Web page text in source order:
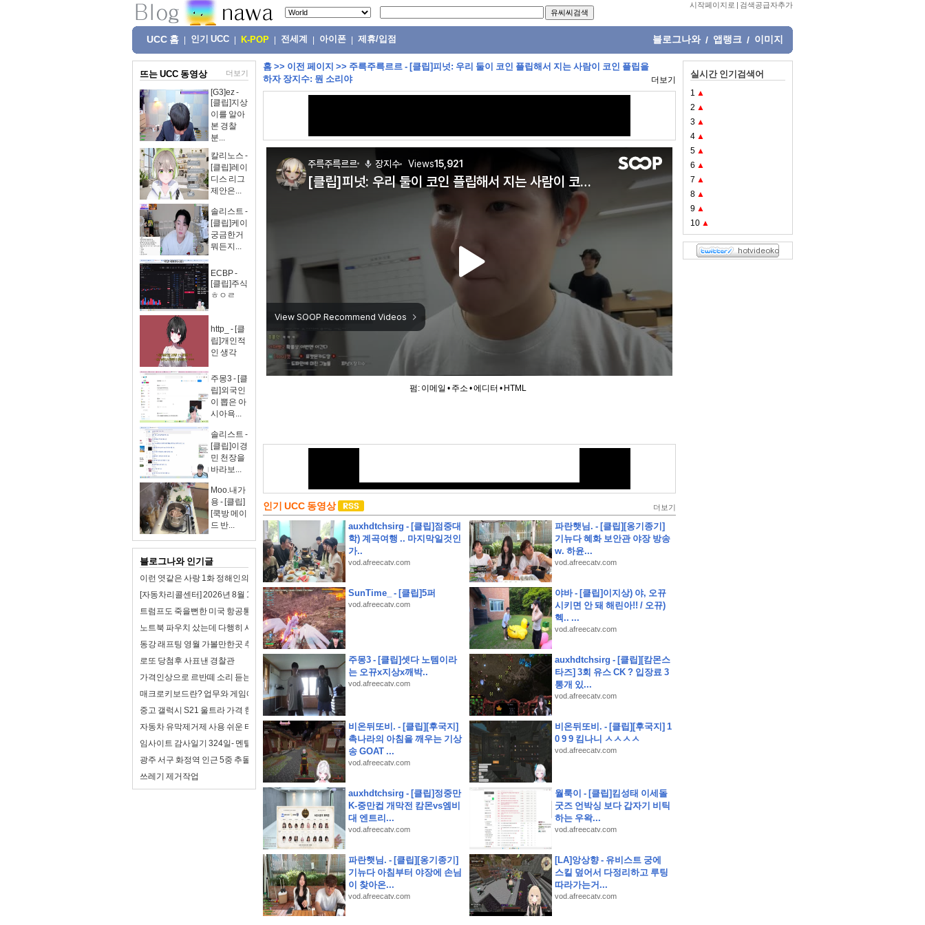
시작페이지로 | 검색공급자추가
UCC 홈 인기 UCC K-POP 전세계 아이폰 제휴/입점 블로그나와 / 앱랭크 / 이미지
뜨는 UCC 동영상 더보기
[G3]ez -
[클립]지상
이를 알아
본 경찰
분...
칼리노스 -
[클립]레이
디스 리그
제안은...
솔리스트 -
[클립]케이
궁금한거
뭐든지...
ECBP -
[클립]주식
ㅎㅇㄹ
http_ - [클
립]개인적
인 생각
주몽3 - [클
립]외국인
이 뽑은 아
시아욕...
솔리스트 -
[클립]이경
민 천장을
바라보...
Moo.내가
용 - [클립]
[쿡방 메이
드 반...
블로그나와 인기글
이런 엿같은 사랑 1화 정해인의 첫사랑 맑눈광 하영 누구였냐고 나는?
[자동차리콜센터] 2026년 8월 1주차 자동차 리콜 및 무상 수리 안내
트럼프도 죽을뻔한 미국 항공통제 시스템
노트북 파우치 샀는데 다행히 사이즈가 맞음
동강 래프팅 영월 가볼만한곳 추천
로또 당첨후 사표낸 경찰관
가격인상으로 르반떼 소리 듣는 아반떼 풀체인지 사전예약 결과는 반전이었다
매크로키보드란? 업무와 게임에서 제대로 활용
중고 갤럭시 S21 울트라 가격 현재 평균 얼마나 될까
자동차 유막제거제 사용 쉬운 타입 추천
임사이트 감사일기 324일- 멘탈이 조금 좋아져서
광주 서구 화정역 인근 5중 추돌...사상자 6명
쓰레기 제거작업
홈 >> 이전 페이지 >> 주륵주륵르르 - [클립]피넛: 우리 둘이 코인 플립해서 지는 사람이 코인 플립을
하자 장지수: 뭔 소리야
더보기
펌: 이메일 • 주소 •에디터 • HTML
인기 UCC 동영상 더보기
auxhdtchsirg - [클립]점중대
학) 계곡여행 .. 마지막일것인
가..
vod.afreecatv.com
파란햇님. - [클립][옹기종기]
기뉴다 혜화 보안관 야장 방송
w. 하윤...
vod.afreecatv.com
SunTime_ - [클립]5퍼
vod.afreecatv.com
야바 - [클립]이지상) 야, 오뀨
시키면 안 돼 해린아!! / 오뀨)
헥.. ...
vod.afreecatv.com
주몽3 - [클립]셋다 노템이라
는 오뀨x지상x깨박..
vod.afreecatv.com
auxhdtchsirg - [클립][캄몬스
타즈] 3회 유스 CK ? 입장료 3
통개 있...
vod.afreecatv.com
비온뒤또비. - [클립][후국지]
촉나라의 아침을 깨우는 기상
송 GOAT ...
vod.afreecatv.com
비온뒤또비. - [클립][후국지] 1
0 9 9 킴나니 ㅅㅅㅅㅅ
vod.afreecatv.com
auxhdtchsirg - [클립]정중만
K-중만컵 개막전 캄몬vs엠비
대 엔트리...
vod.afreecatv.com
월룩이 - [클립]킴성태 이세돌
굿즈 언박싱 보다 갑자기 비틱
하는 우왁...
vod.afreecatv.com
파란햇님. - [클립][옹기종기]
기뉴다 아침부터 야장에 손님
이 찾아온...
vod.afreecatv.com
[LA]앙상향 - 유비스트 궁에
스킬 덮어서 다정리하고 루팅
따라가는거...
vod.afreecatv.com
실시간 인기검색어
1 ▲
2 ▲
3 ▲
4 ▲
5 ▲
6 ▲
7 ▲
8 ▲
9 ▲
10 ▲